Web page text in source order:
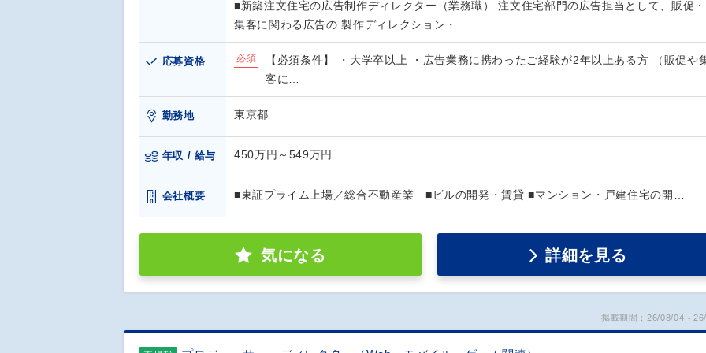
■新築注文住宅の広告制作ディレクター（業務職） 注文住宅部門の広告担当として、販促・
集客に関わる広告の 製作ディレクション・…
応募資格 必須
【必須条件】 ・大学卒以上 ・広告業務に携わったご経験が2年以上ある方 （販促や
客に…
勤務地 東京都
年収 / 給与 450万円～549万円
会社概要 ■東証プライム上場／総合不動産業 ■ビルの開発・賃貸 ■マンション・戸建住宅の開…
気になる 詳細を見る
掲載期間：26/08/04～